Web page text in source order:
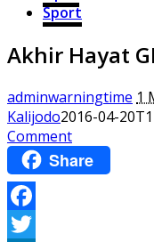
Sport
Akhir Hayat
adminwarningtime 1
Kalijodo2016-04-
Comment
Share
Facebook